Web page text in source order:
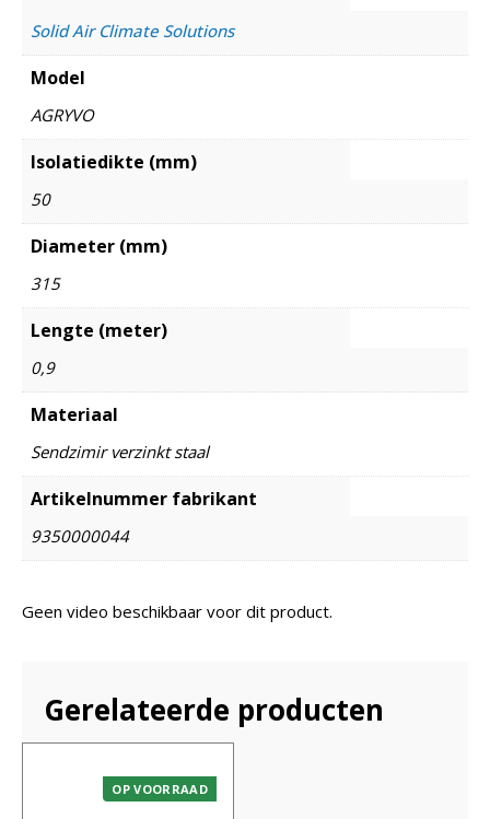
Solid Air Climate Solutions
Model
AGRYVO
Isolatiedikte (mm)
50
Diameter (mm)
315
Lengte (meter)
0,9
Materiaal
Sendzimir verzinkt staal
Artikelnummer fabrikant
9350000044
Geen video beschikbaar voor dit product.
Gerelateerde producten
OP VOORRAAD